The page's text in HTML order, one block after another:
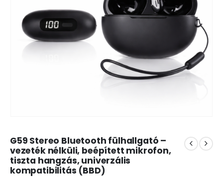
G59 Stereo Bluetooth fülhallgató –
vezeték nélküli, beépített mikrofon,
tiszta hangzás, univerzális
kompatibilitás (BBD)